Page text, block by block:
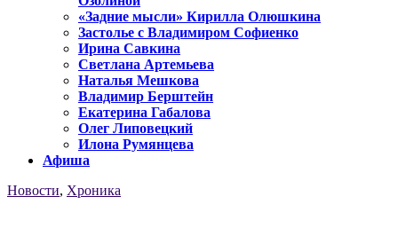
«Задние мысли» Кирилла Олюшкина
Застолье с Владимиром Софиенко
Ирина Савкина
Светлана Артемьева
Наталья Мешкова
Владимир Берштейн
Екатерина Габалова
Олег Липовецкий
Илона Румянцева
Афиша
Новости, Хроника